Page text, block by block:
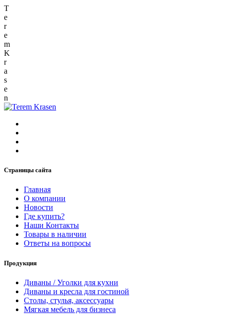
T
e
r
e
m
K
r
a
s
e
n
Страницы сайта
Главная
О компании
Новости
Где купить?
Наши Контакты
Товары в наличии
Ответы на вопросы
Продукция
Диваны / Уголки для кухни
Диваны и кресла для гостиной
Столы, стулья, аксессуары
Мягкая мебель для бизнеса